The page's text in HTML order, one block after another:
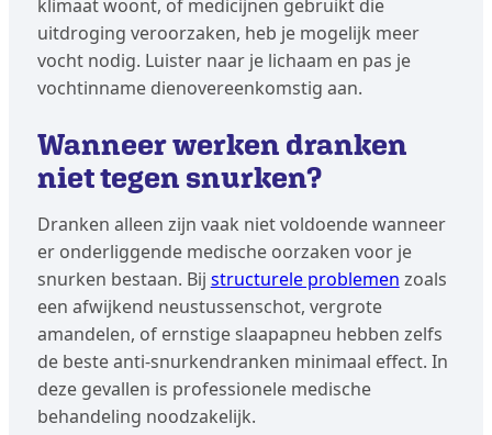
klimaat woont, of medicijnen gebruikt die
uitdroging veroorzaken, heb je mogelijk meer
vocht nodig. Luister naar je lichaam en pas je
vochtinname dienovereenkomstig aan.
Wanneer werken dranken
niet tegen snurken?
Dranken alleen zijn vaak niet voldoende wanneer
er onderliggende medische oorzaken voor je
snurken bestaan. Bij structurele problemen zoals
een afwijkend neustussenschot, vergrote
amandelen, of ernstige slaapapneu hebben zelfs
de beste anti-snurkendranken minimaal effect. In
deze gevallen is professionele medische
behandeling noodzakelijk.